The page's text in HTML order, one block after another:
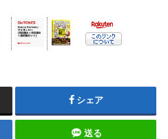
シェア
送る